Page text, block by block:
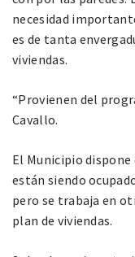
necesidad
es de tanta
viviendas.
“Provienen del
Cavallo.
El Municipio dispone
están siendo
pero se trabaja en
plan de viviendas.